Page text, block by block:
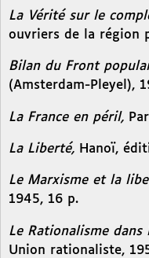
La Vérité sur le
ouvriers de la région
Bilan du Front
(Amsterdam-Pleyel),
La France en péril,
La Liberté, Hanoï,
Le Marxisme et la
1945, 16 p.
Le Rationalisme
Union rationaliste,